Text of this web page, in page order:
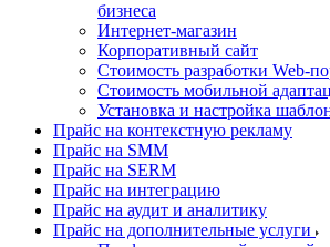
бизнеса
Интернет-магазин
Корпоративный сайт
Стоимость разработки Web-
Стоимость мобильной
Установка и настройка
Прайс на контекстную рекламу
Прайс на SMM
Прайс на SERM
Прайс на интеграцию
Прайс на аудит и аналитику
Прайс на дополнительные услуги